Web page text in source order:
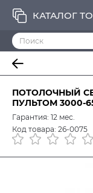
КАТАЛОГ
ПОТОЛОЧНЫЙ
ПУЛЬТОМ 3000-
Гарантия: 12 мес.
Код товара: 26-0075